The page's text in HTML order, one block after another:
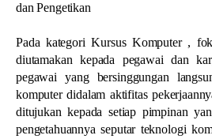
dan Pengetikan
Pada kategori Kursus Komputer ,
diutamakan kepada pegawai dan
pegawai yang bersinggungan
komputer didalam aktifitas
ditujukan kepada setiap pimpinan
pengetahuannya seputar teknologi